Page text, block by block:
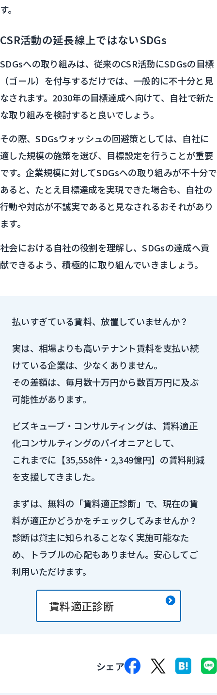
す。
CSR活動の延長線上ではないSDGs
SDGsへの取り組みは、従来のCSR活動にSDGsの目標
（ゴール）を付与するだけでは、一般的に不十分と見
なされます。2030年の目標達成へ向けて、自社で新た
な取り組みを検討すると良いでしょう。
その際、SDGsウォッシュの回避策としては、自社に
適した規模の施策を選び、目標設定を行うことが重要
です。企業規模に対してSDGsへの取り組みが不十分で
あると、たとえ目標達成を実現できた場合も、自社の
行動や対応が不誠実であると見なされるおそれがあり
ます。
社会における自社の役割を理解し、SDGsの達成へ貢
献できるよう、積極的に取り組んでいきましょう。
払いすぎている賃料、放置していませんか？
実は、相場よりも高いテナント賃料を支払い続
けている企業は、少なくありません。
その差額は、毎月数十万円から数百万円に及ぶ
可能性があります。
ビズキューブ・コンサルティングは、賃料適正
化コンサルティングのパイオニアとして、
これまでに【35,558件・2,349億円】の賃料削減
を支援してきました。
まずは、無料の「賃料適正診断」で、現在の賃
料が適正かどうかをチェックしてみませんか？
診断は貸主に知られることなく実施可能なた
め、トラブルの心配もありません。安心してご
利用いただけます。
賃料適正診断
シェア